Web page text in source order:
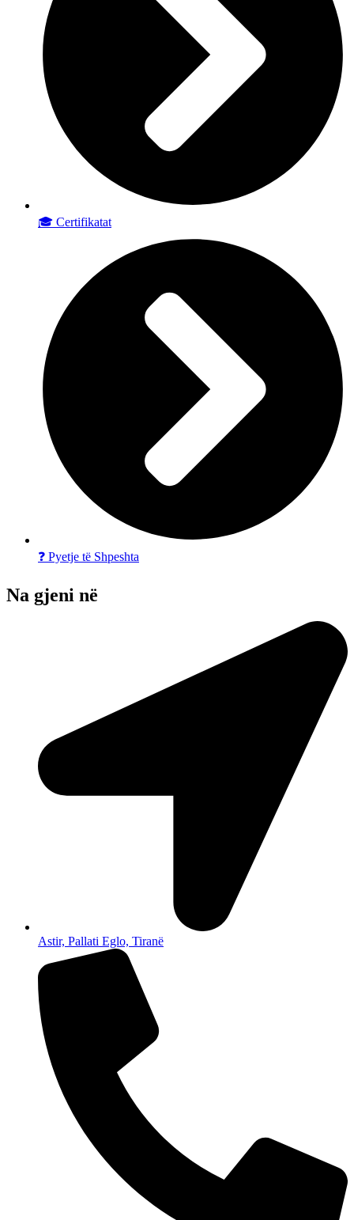
🎓 Certifikatat
❓ Pyetje të Shpeshta
Na gjeni në
Astir, Pallati Eglo, Tiranë